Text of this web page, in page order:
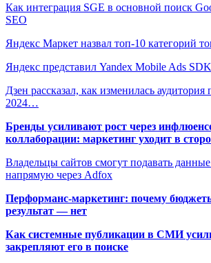
Как интеграция SGE в основной поиск
SEO
Яндекс Маркет назвал топ-10 категорий
Яндекс представил Yandex Mobile Ads
Дзен рассказал, как изменилась
2024…
Бренды усиливают рост через
коллаборации: маркетинг уходит в
Владельцы сайтов смогут подавать
напрямую через Adfox
Перформанс-маркетинг: почему
результат — нет
Как системные публикации в СМИ
закрепляют его в поиске